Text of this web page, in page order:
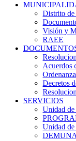
Distrito de
Visión y
RAEE
Acuerdos
Decretos
SERVICIOS
Unidad
Unidad de